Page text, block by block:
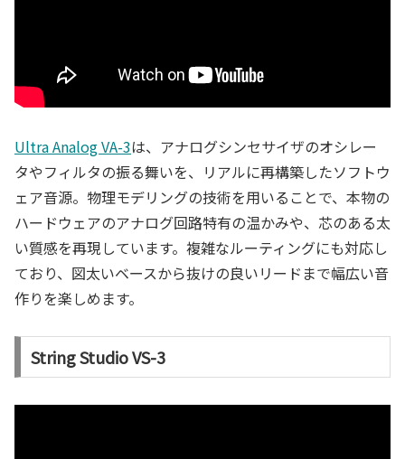
Ultra Analog VA-3は、アナログシンセサイザのオシレー
タやフィルタの振る舞いを、リアルに再構築したソフトウ
ェア音源。物理モデリングの技術を用いることで、本物の
ハードウェアのアナログ回路特有の温かみや、芯のある太
い質感を再現しています。複雑なルーティングにも対応し
ており、図太いベースから抜けの良いリードまで幅広い音
作りを楽しめます。
String Studio VS-3